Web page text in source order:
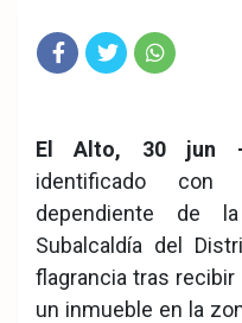
eb
ook
ter
tsA
pp
El Alto, 30 jun
identificado con
dependiente de
Subalcaldía del
flagrancia tras
un inmueble en la